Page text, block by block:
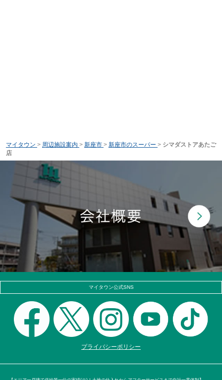
マイタウン > 周辺施設案内 > 新座市 > 新座市のスーパー > シマダストアあたご
店
マイタウン公式SNS
プライバシーポリシー